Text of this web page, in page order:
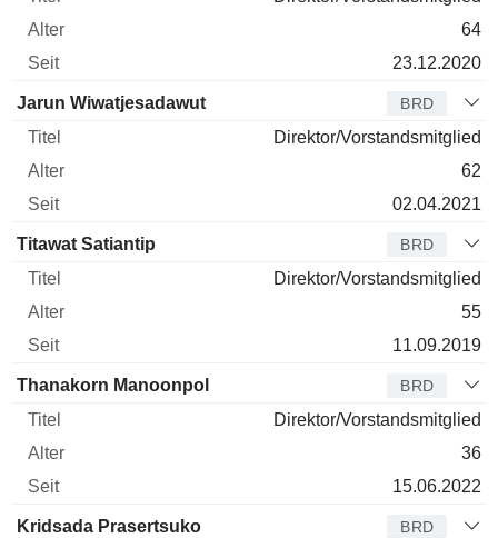
64
23.12.2020
Jarun Wiwatjesadawut BRD
Direktor/Vorstandsmitglied
62
02.04.2021
Titawat Satiantip BRD
Direktor/Vorstandsmitglied
55
11.09.2019
Thanakorn Manoonpol BRD
Direktor/Vorstandsmitglied
36
15.06.2022
Kridsada Prasertsuko BRD